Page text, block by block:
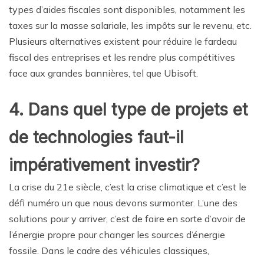
types d’aides fiscales sont disponibles, notamment les
taxes sur la masse salariale, les impôts sur le revenu, etc.
Plusieurs alternatives existent pour réduire le fardeau
fiscal des entreprises et les rendre plus compétitives
face aux grandes bannières, tel que Ubisoft.
4. Dans quel type de projets et
de technologies faut-il
impérativement investir?
La crise du 21e siècle, c’est la crise climatique et c’est le
défi numéro un que nous devons surmonter. L’une des
solutions pour y arriver, c’est de faire en sorte d’avoir de
l’énergie propre pour changer les sources d’énergie
fossile. Dans le cadre des véhicules classiques,